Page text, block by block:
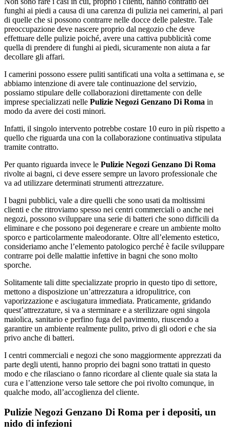
funghi ai piedi a causa di una carenza di pulizia nei camerini, al pari
di quelle che si possono contrarre nelle docce delle palestre. Tale
preoccupazione deve nascere proprio dal negozio che deve
effettuare delle pulizie poiché, avere una cattiva pubblicità come
quella di prendere di funghi ai piedi, sicuramente non aiuta a far
decollare gli affari.
I camerini possono essere puliti santificati una volta a settimana e, se
abbiamo intenzione di avere tale continuazione del servizio,
possiamo stipulare delle collaborazioni direttamente con delle
imprese specializzati nelle Pulizie Negozi Genzano Di Roma in
modo da avere dei costi minori.
Infatti, il singolo intervento potrebbe costare 10 euro in più rispetto a
quello che riguarda una con la collaborazione continuativa stipulata
tramite contratto.
Per quanto riguarda invece le Pulizie Negozi Genzano Di Roma
rivolte ai bagni, ci deve essere sempre un lavoro professionale che
va ad utilizzare determinati strumenti attrezzature.
I bagni pubblici, vale a dire quelli che sono usati da moltissimi
clienti e che ritroviamo spesso nei centri commerciali o anche nei
negozi, possono sviluppare una serie di batteri che sono difficili da
eliminare e che possono poi degenerare e creare un ambiente molto
sporco e particolarmente maleodorante. Oltre all’elemento estetico,
consideriamo anche l’elemento patologico perché è facile sviluppare
contrarre poi delle malattie infettive in bagni che sono molto
sporche.
Solitamente tali ditte specializzate proprio in questo tipo di settore,
mettono a disposizione un’attrezzatura a idropulitrice, con
vaporizzazione e asciugatura immediata. Praticamente, gridando
quest’attrezzature, si va a sterminare e a sterilizzare ogni singola
maiolica, sanitario e perfino fuga del pavimento, riuscendo a
garantire un ambiente realmente pulito, privo di gli odori e che sia
privo anche di batteri.
I centri commerciali e negozi che sono maggiormente apprezzati da
parte degli utenti, hanno proprio dei bagni sono trattati in questo
modo e che rilasciano o fanno ricordare al cliente quale sia stata la
cura e l’attenzione verso tale settore che poi rivolto comunque, in
qualche modo, all’accoglienza del cliente.
Pulizie Negozi Genzano Di Roma per i depositi, un
nido di infezioni